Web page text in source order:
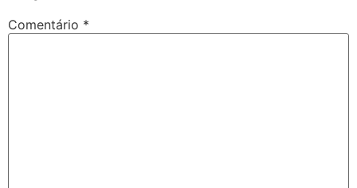
Comentário *